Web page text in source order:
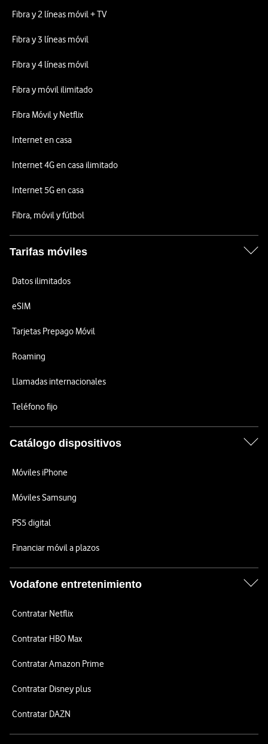
Fibra y 2 líneas móvil + TV
Fibra y 3 líneas móvil
Fibra y 4 líneas móvil
Fibra y móvil ilimitado
Fibra Móvil y Netflix
Internet en casa
Internet 4G en casa ilimitado
Internet 5G en casa
Fibra, móvil y fútbol
Tarifas móviles
Datos ilimitados
eSIM
Tarjetas Prepago Móvil
Roaming
Llamadas internacionales
Teléfono fijo
Catálogo dispositivos
Móviles iPhone
Móviles Samsung
PS5 digital
Financiar móvil a plazos
Vodafone entretenimiento
Contratar Netflix
Contratar HBO Max
Contratar Amazon Prime
Contratar Disney plus
Contratar DAZN